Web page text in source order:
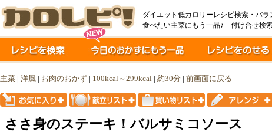
ダイエット低カロリーレシピ検索・バラ
食べたい主菜にもう一品♪「付け合せ検
主菜 洋風 お肉のおかず 100kcal～299kcal 約30分 前画面に戻る
ささ身のステーキ！バルサミコソース